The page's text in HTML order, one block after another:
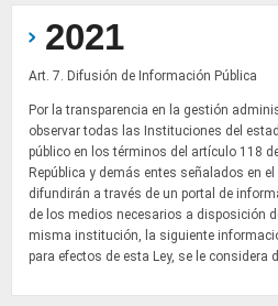
2021
Art. 7. Difusión de Información Pública
Por la transparencia en la gestión
observar todas las Instituciones del
público en los términos del artículo 118
República y demás entes señalados en
difundirán a través de un portal de
de los medios necesarios a disposición
misma institución, la siguiente
para efectos de esta Ley, se le considera